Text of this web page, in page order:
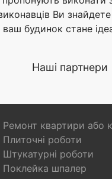
Ви
ваш будинок стане
Наші партнери
Ремонт квартири або
Плиточні роботи
Штукатурні роботи
Поклейка шпалер